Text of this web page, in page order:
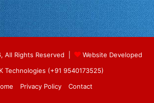
All Rights Reserved |
Website Developed
Technologies (+91 9540173525)
Privacy Policy Contact